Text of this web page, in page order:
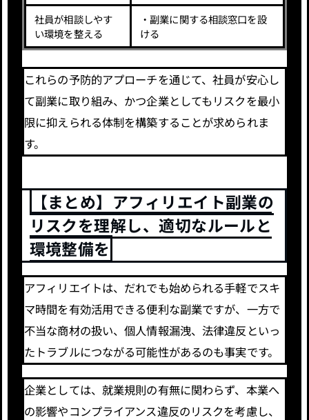
社員が相談しやす
い環境を整える
・副業に関する相談窓口を設
ける
これらの予防的アプローチを通じて、社員が安心し
て副業に取り組み、かつ企業としてもリスクを最小
限に抑えられる体制を構築することが求められま
す。
【まとめ】アフィリエイト副業の
リスクを理解し、適切なルールと
環境整備を
アフィリエイトは、だれでも始められる手軽でスキ
マ時間を有効活用できる便利な副業ですが、一方で
不当な商材の扱い、個人情報漏洩、法律違反といっ
たトラブルにつながる可能性があるのも事実です。
企業としては、就業規則の有無に関わらず、本業へ
の影響やコンプライアンス違反のリスクを考慮し、